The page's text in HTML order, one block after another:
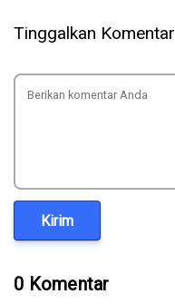
Tinggalkan Komentar
Kirim
0 Komentar